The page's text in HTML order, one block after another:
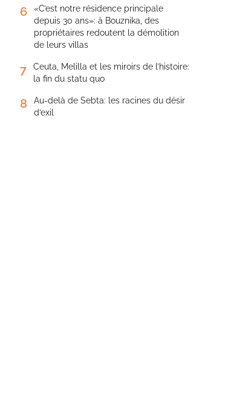
6
«C’est notre résidence principale
depuis 30 ans»: à Bouznika, des
propriétaires redoutent la démolition
de leurs villas
7
Ceuta, Melilla et les miroirs de l’histoire:
la fin du statu quo
8
Au-delà de Sebta: les racines du désir
d’exil